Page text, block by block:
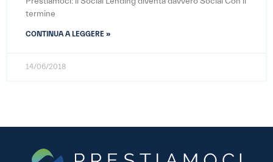
termine
CONTINUA A LEGGERE »
14/06/2018